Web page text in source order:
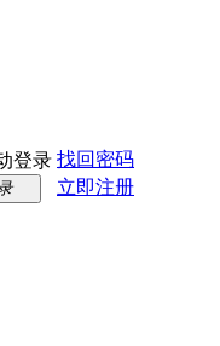
登录 找回密码
立即注册